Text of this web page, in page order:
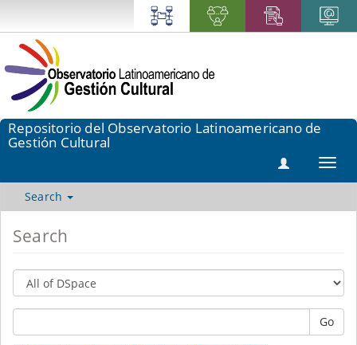
Repositorio del Observatorio Latinoamericano de
Gestión Cultural
Search
Search
Go